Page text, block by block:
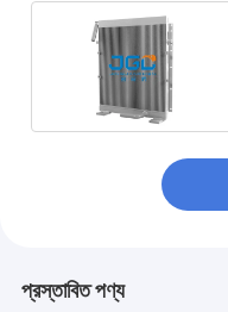
প্রস্তাবিত পণ্য